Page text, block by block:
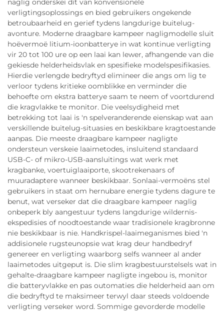
naglig onderskei dit van konvensionele
verligtingsoplossings en bied gebruikers ongekende
betroubaarheid en gerief tydens langdurige buitelug-
avonture. Moderne draagbare kampeer nagligmodelle sluit
hoëvermoë litium-ioonbatterye in wat kontinue verligting
vir 20 tot 100 ure op een laai kan lewer, afhangende van die
gekiesde helderheidsvlak en spesifieke modelspesifikasies.
Hierdie verlengde bedryftyd elimineer die angs om lig te
verloor tydens kritieke oomblikke en verminder die
behoefte om ekstra batterye saam te neem of voortdurend
die kragvlakke te monitor. Die veelsydigheid met
betrekking tot laai is 'n spelveranderende eienskap wat aan
verskillende buitelug-situasies en beskikbare kragtoestande
aanpas. Die meeste draagbare kampeer nagligte
ondersteun verskeie laaimetodes, insluitend standaard
USB-C- of mikro-USB-aansluitings wat werk met
kragbanke, voertuiglaaiporte, skootrekenaars of
muuradaptere wanneer beskikbaar. Sonlaai-vermoëns stel
gebruikers in staat om hernubare energie tydens dagure te
benut, wat verseker dat die draagbare kampeer naglig
onbeperk bly aangestuur tydens langdurige wildernis-
ekspedisies of noodtoestande waar tradisionele kragbronne
nie beskikbaar is nie. Handkrispel-laaimeganismes bied 'n
addisionele rugsteunopsie wat krag deur handbedryf
genereer en verligting waarborg selfs wanneer al ander
laaimetodes uitgeput is. Die slim kragbestuurstelsels wat in
gehalte-draagbare kampeer nagligte ingebou is, monitor
die batteryvlakke en pas outomaties die helderheid aan om
die bedryftyd te maksimeer terwyl daar steeds voldoende
verligting verseker word. Sommige gevorderde modelle